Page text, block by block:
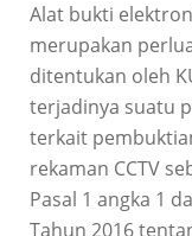
Alat bukti
merupakan
ditentukan oleh
terjadinya suatu
terkait
rekaman CCTV
Pasal 1 angka 1
Tahun 2016